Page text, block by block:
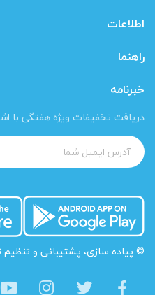
اطلاعات
راهنما
خبرنامه
دریافت تخفیفات ویژه هفتگی با
© پیاده سازی، پشتیبانی و